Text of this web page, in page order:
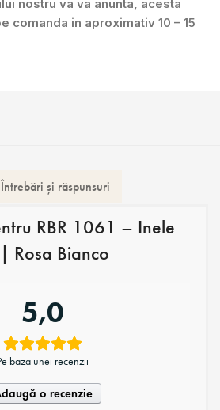
nostru va va anunta, acesta
comanda in aproximativ 10 – 15
Întrebări și răspunsuri
RBR 1061 – Inele
Rosa Bianco
5,0
baza unei recenzii
o recenzie